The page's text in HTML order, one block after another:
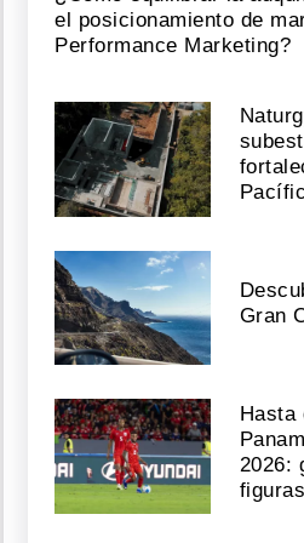
show
Agosto
2026
"Acabo
sufrir
una
agresión":
Mujer
le
soba
el
rifle
a
streamer
en
vivo
el posicionamiento de
Performance Marketing?
Gran
Hasta
2026: